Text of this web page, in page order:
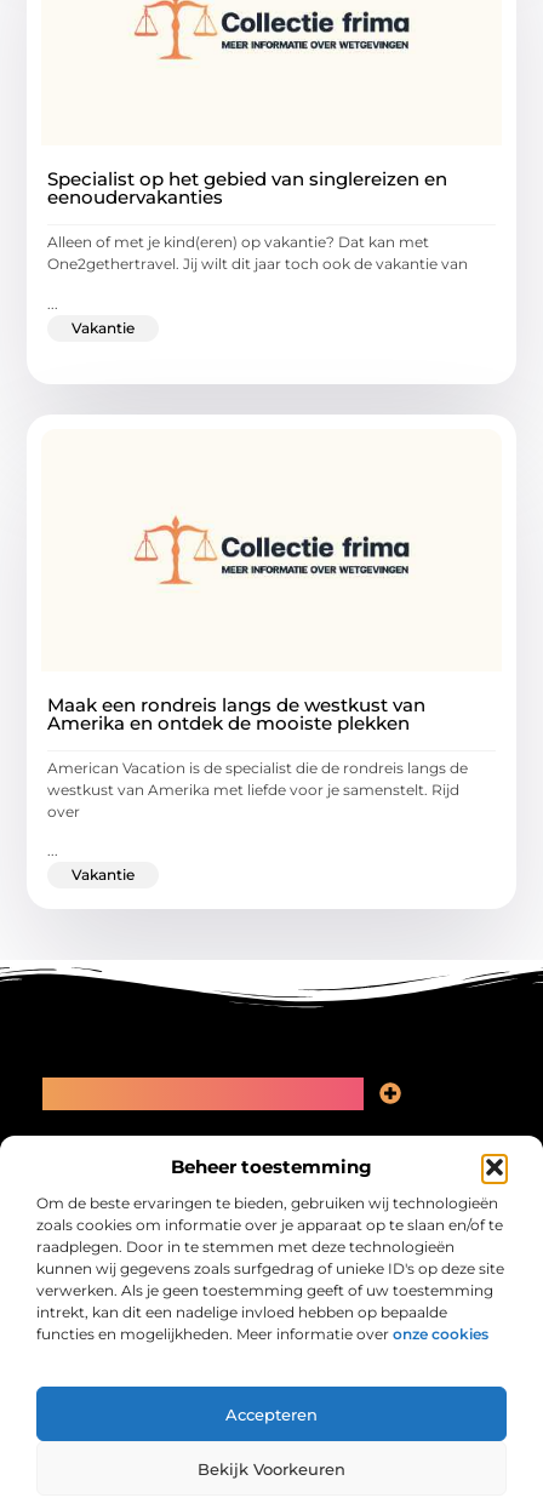
Beheer toestemming
Om de beste ervaringen te bieden, gebruiken wij technologieën
zoals cookies om informatie over je apparaat op te slaan en/of te
raadplegen. Door in te stemmen met deze technologieën
kunnen wij gegevens zoals surfgedrag of unieke ID's op deze site
verwerken. Als je geen toestemming geeft of uw toestemming
intrekt, kan dit een nadelige invloed hebben op bepaalde
functies en mogelijkheden. Meer informatie over onze cookies
Accepteren
Bekijk Voorkeuren
Specialist op het gebied van singlereizen en
eenoudervakanties
Alleen of met je kind(eren) op vakantie? Dat kan met
One2gethertravel. Jij wilt dit jaar toch ook de vakantie van
Vakantie
Maak een rondreis langs de westkust van
Amerika en ontdek de mooiste plekken
American Vacation is de specialist die de rondreis langs de
westkust van Amerika met liefde voor je samenstelt. Rijd
over
...
Vakantie
Collectiefrima.nl – Jouw verzameling van
Ontdek blogs en artikelen over alles wat het dagelijks leven boeiend
maakt.
@2025 All Right Reserved. Design bywww.collectiefrima.nl.